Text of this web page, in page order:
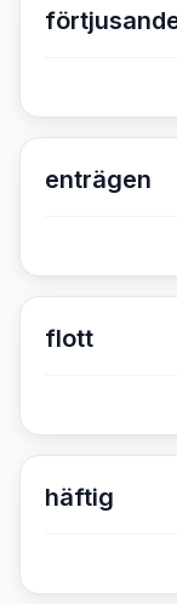
enträgen
flott
häftig